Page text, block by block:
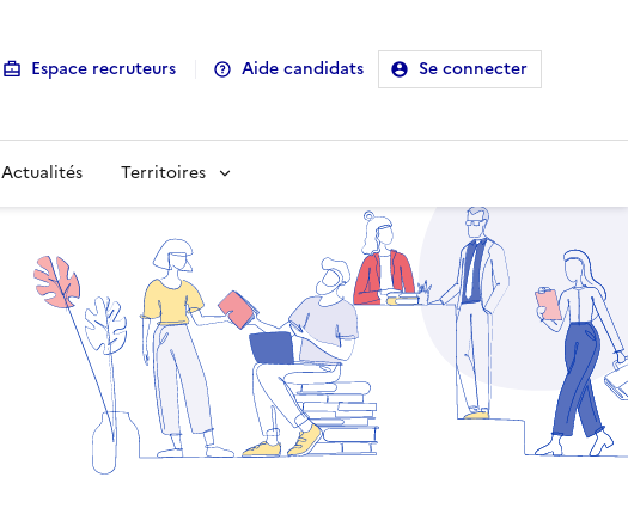
Espace recruteurs Aide candidats Se connecter
Actualités Territoires